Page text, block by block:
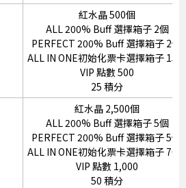
紅水晶 500個
ALL 200% Buff 選擇箱子 2個
PERFECT 200% Buff 選擇箱子 2個
ALL IN ONE初始化票卡選擇箱子 15個
VIP 點數 500
25 積分
紅水晶 2,500個
ALL 200% Buff 選擇箱子 5個
PERFECT 200% Buff 選擇箱子 5個
ALL IN ONE初始化票卡選擇箱子 70個
VIP 點數 1,000
50 積分